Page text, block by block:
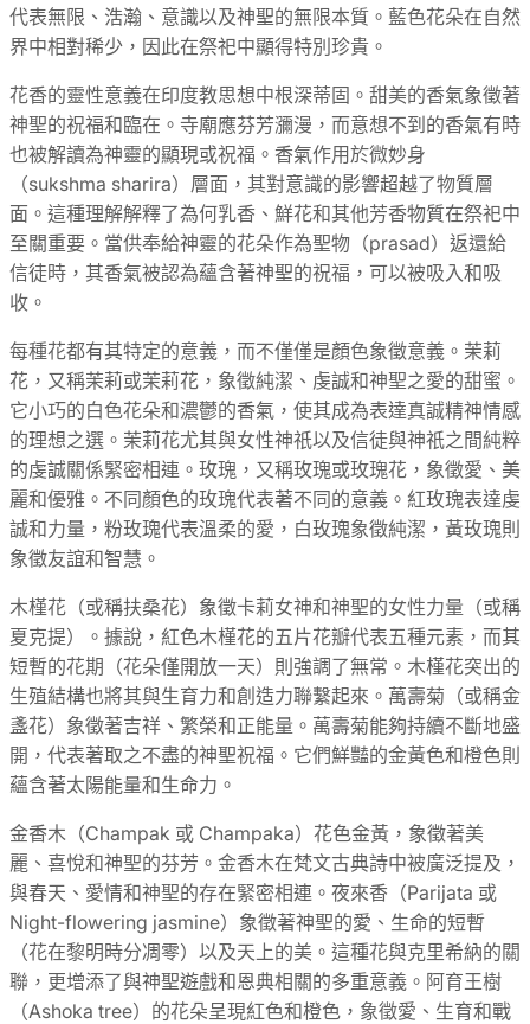
代表無限、浩瀚、意識以及神聖的無限本質。藍色花朵在自然
界中相對稀少，因此在祭祀中顯得特別珍貴。
花香的靈性意義在印度教思想中根深蒂固。甜美的香氣象徵著
神聖的祝福和臨在。寺廟應芬芳瀰漫，而意想不到的香氣有時
也被解讀為神靈的顯現或祝福。香氣作用於微妙身
（sukshma sharira）層面，其對意識的影響超越了物質層
面。這種理解解釋了為何乳香、鮮花和其他芳香物質在祭祀中
至關重要。當供奉給神靈的花朵作為聖物（prasad）返還給
信徒時，其香氣被認為蘊含著神聖的祝福，可以被吸入和吸
收。
每種花都有其特定的意義，而不僅僅是顏色象徵意義。茉莉
花，又稱茉莉或茉莉花，象徵純潔、虔誠和神聖之愛的甜蜜。
它小巧的白色花朵和濃鬱的香氣，使其成為表達真誠精神情感
的理想之選。茉莉花尤其與女性神祇以及信徒與神祇之間純粹
的虔誠關係緊密相連。玫瑰，又稱玫瑰或玫瑰花，象徵愛、美
麗和優雅。不同顏色的玫瑰代表著不同的意義。紅玫瑰表達虔
誠和力量，粉玫瑰代表溫柔的愛，白玫瑰象徵純潔，黃玫瑰則
象徵友誼和智慧。
木槿花（或稱扶桑花）象徵卡莉女神和神聖的女性力量（或稱
夏克提）。據說，紅色木槿花的五片花瓣代表五種元素，而其
短暫的花期（花朵僅開放一天）則強調了無常。木槿花突出的
生殖結構也將其與生育力和創造力聯繫起來。萬壽菊（或稱金
盞花）象徵著吉祥、繁榮和正能量。萬壽菊能夠持續不斷地盛
開，代表著取之不盡的神聖祝福。它們鮮豔的金黃色和橙色則
蘊含著太陽能量和生命力。
金香木（Champak 或 Champaka）花色金黃，象徵著美
麗、喜悅和神聖的芬芳。金香木在梵文古典詩中被廣泛提及，
與春天、愛情和神聖的存在緊密相連。夜來香（Parijata 或
Night-flowering jasmine）象徵著神聖的愛、生命的短暫
（花在黎明時分凋零）以及天上的美。這種花與克里希納的關
聯，更增添了與神聖遊戲和恩典相關的多重意義。阿育王樹
（Ashoka tree）的花朵呈現紅色和橙色，象徵愛、生育和戰